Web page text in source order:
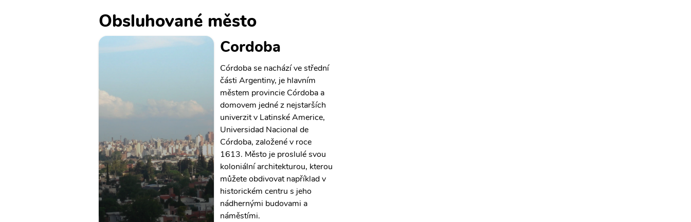
Obsluhované město
Cordoba
Córdoba se nachází ve střední
části Argentiny, je hlavním
městem provincie Córdoba a
domovem jedné z nejstarších
univerzit v Latinské Americe,
Universidad Nacional de
Córdoba, založené v roce
1613. Město je proslulé svou
koloniální architekturou, kterou
můžete obdivovat například v
historickém centru s jeho
nádhernými budovami a
náměstími.